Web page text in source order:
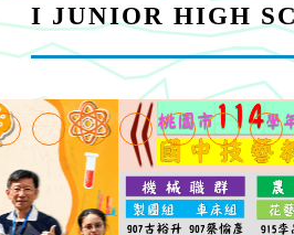
I JUNIOR HIGH